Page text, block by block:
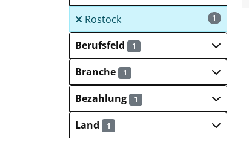
1
Rostock
Berufsfeld
1
Branche 1
Bezahlung 1
Land 1